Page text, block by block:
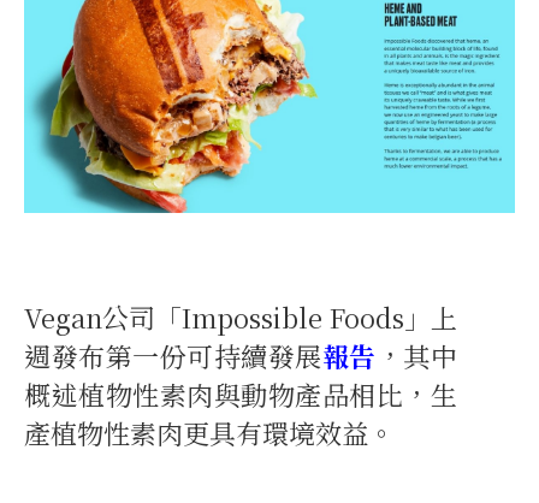
Vegan公司「Impossible Foods」上
週發布第一份可持續發展報告 ，其中
概述植物性素肉與動物產品相比，生
產植物性素肉更具有環境效益。